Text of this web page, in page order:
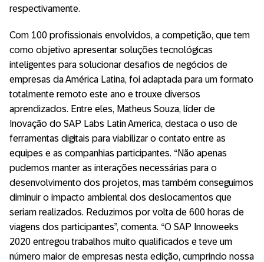
respectivamente.
Com 100 profissionais envolvidos, a competição, que tem
como objetivo apresentar soluções tecnológicas
inteligentes para solucionar desafios de negócios de
empresas da América Latina, foi adaptada para um formato
totalmente remoto este ano e trouxe diversos
aprendizados. Entre eles, Matheus Souza, líder de
Inovação do SAP Labs Latin America, destaca o uso de
ferramentas digitais para viabilizar o contato entre as
equipes e as companhias participantes. “Não apenas
pudemos manter as interações necessárias para o
desenvolvimento dos projetos, mas também conseguimos
diminuir o impacto ambiental dos deslocamentos que
seriam realizados. Reduzimos por volta de 600 horas de
viagens dos participantes”, comenta. “O SAP Innoweeks
2020 entregou trabalhos muito qualificados e teve um
número maior de empresas nesta edição, cumprindo nossa